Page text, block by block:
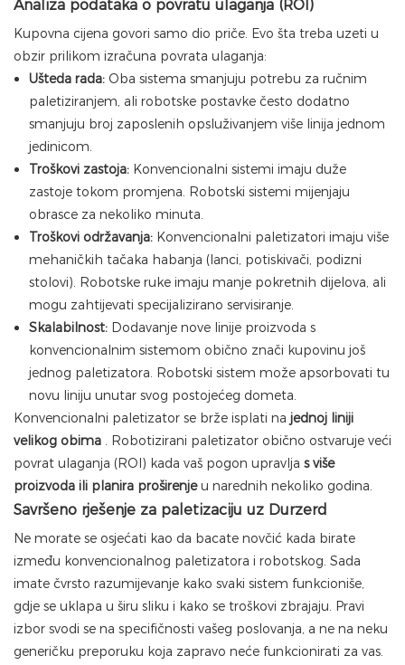
Analiza podataka o povratu ulaganja (ROI)
Kupovna cijena govori samo dio priče. Evo šta treba uzeti u
obzir prilikom izračuna povrata ulaganja:
Ušteda rada: Oba sistema smanjuju potrebu za ručnim
paletiziranjem, ali robotske postavke često dodatno
smanjuju broj zaposlenih opsluživanjem više linija jednom
jedinicom.
Troškovi zastoja: Konvencionalni sistemi imaju duže
zastoje tokom promjena. Robotski sistemi mijenjaju
obrasce za nekoliko minuta.
Troškovi održavanja: Konvencionalni paletizatori imaju više
mehaničkih tačaka habanja (lanci, potiskivači, podizni
stolovi). Robotske ruke imaju manje pokretnih dijelova, ali
mogu zahtijevati specijalizirano servisiranje.
Skalabilnost: Dodavanje nove linije proizvoda s
konvencionalnim sistemom obično znači kupovinu još
jednog paletizatora. Robotski sistem može apsorbovati tu
novu liniju unutar svog postojećeg dometa.
Konvencionalni paletizator se brže isplati na jednoj liniji
velikog obima . Robotizirani paletizator obično ostvaruje veći
povrat ulaganja (ROI) kada vaš pogon upravlja s više
proizvoda ili planira proširenje u narednih nekoliko godina.
Savršeno rješenje za paletizaciju uz Durzerd
Ne morate se osjećati kao da bacate novčić kada birate
između konvencionalnog paletizatora i robotskog. Sada
imate čvrsto razumijevanje kako svaki sistem funkcioniše,
gdje se uklapa u širu sliku i kako se troškovi zbrajaju. Pravi
izbor svodi se na specifičnosti vašeg poslovanja, a ne na neku
generičku preporuku koja zapravo neće funkcionirati za vas.